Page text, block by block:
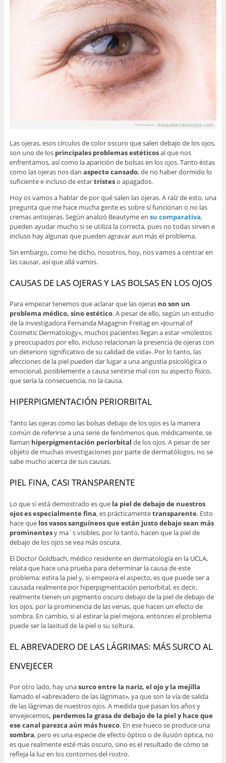
Las ojeras, esos círculos de color oscuro que salen debajo de los ojos,
son uno de los principales problemas estéticosal que nos
enfrentamos, así como la aparición de bolsas en los ojos. Tanto éstas
como las ojeras nos dan aspecto cansado, de no haber dormido lo
suficiente e incluso de estartristeso apagados.
Hoy os vamos a hablar de por qué salen las ojeras. A raíz de esto, una
pregunta que me hace mucha gente es sobre si funcionan o no las
cremas antiojeras. Según analizó Beautyme en su comparativa,
pueden ayudar mucho si se utiliza la correcta, pues no todas sirven e
incluso hay algunas que pueden agravar aun más el problema.
Sin embargo, como he dicho, nosotros, hoy, nos vamos a centrar en
las causar, así que allá vamos.
CAUSAS DE LAS OJERAS Y LAS BOLSAS EN LOS OJOS
Para empezar tenemos que aclarar que las ojeras no son un
problema médico, sino estético. A pesar de ello, según un estudio
de la investigadora Fernanda Magagnin Freitag en «Journal of
Cosmetic Dermatology», muchos pacientes llegan a estar «molestos
y preocupados por ello, incluso relacionan la presencia de ojeras con
un deterioro significativo de su calidad de vida». Por lo tanto, las
afecciones de la piel pueden dar lugar a una angustia psicológica o
emocional, posiblemente a causa sentirse mal con su aspecto físico,
que sería la consecuencia, no la causa.
HIPERPIGMENTACIÓN PERIORBITAL
Tanto las ojeras como las bolsas debajo de los ojos es la manera
común de referirse a una serie de fenómenos que, médicamente, se
llaman hiperpigmentación periorbital de los ojos. A pesar de ser
objeto de muchas investigaciones por parte de dermatólogos, no se
sabe mucho acerca de sus causas.
PIEL FINA, CASI TRANSPARENTE
Lo que sí está demostrado es que la piel de debajo de nuestros
ojos es especialmente fina, es prácticamentetransparente. Esto
hace que los vasos sanguíneos que están justo debajo sean más
prominentesy ma´s visibles, por lo tanto, hacen que la piel de
debajo de los ojos se vea más oscura.
El Doctor Goldbach, médico residente en dermatología en la UCLA,
relata que hace una prueba para determinar la causa de este
problema: estira la piel y, si empeora el aspecto, es que puede ser a
causada realmente por hiperpigmentación periorbital, es decir,
realmente tienen un pigmento oscuro debajo de la piel de debajo de
los ojos, por la prominencia de las venas, que hacen un efecto de
sombra. En cambio, si al estirar la piel mejora, entonces el problema
puede ser la laxitud de la piel o su soltura.
EL ABREVADERO DE LAS LÁGRIMAS: MÁS SURCO AL
ENVEJECER
Por otro lado, hay unasurco entre la nariz, el ojo y la mejilla
llamado el «abrevadero de las lágrimas», ya que son la vía de salida
de las lágrimas de nuestros ojos. A medida que pasan los años y
envejecemos, perdemos la grasa de debajo de la piel y hace que
ese canal parezca aún más hueco. En ese hueco se produce una
sombra, pero es una especie de efecto óptico o de ilusión óptica, no
es que realmente esté más oscuro, sino es el resultado de cómo se
refleja la luz en los contornos del rostro.